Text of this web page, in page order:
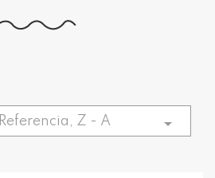
Referencia, Z - A 